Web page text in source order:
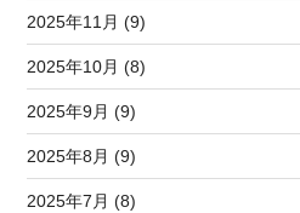
2025年11月 (9)
2025年10月 (8)
2025年9月 (9)
2025年8月 (9)
2025年7月 (8)